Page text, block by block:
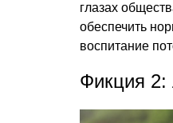
глазах
обеспечить
воспитание
Фикция